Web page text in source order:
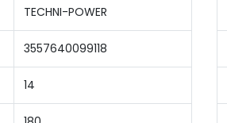
TECHNI-POWER
3557640099118
14